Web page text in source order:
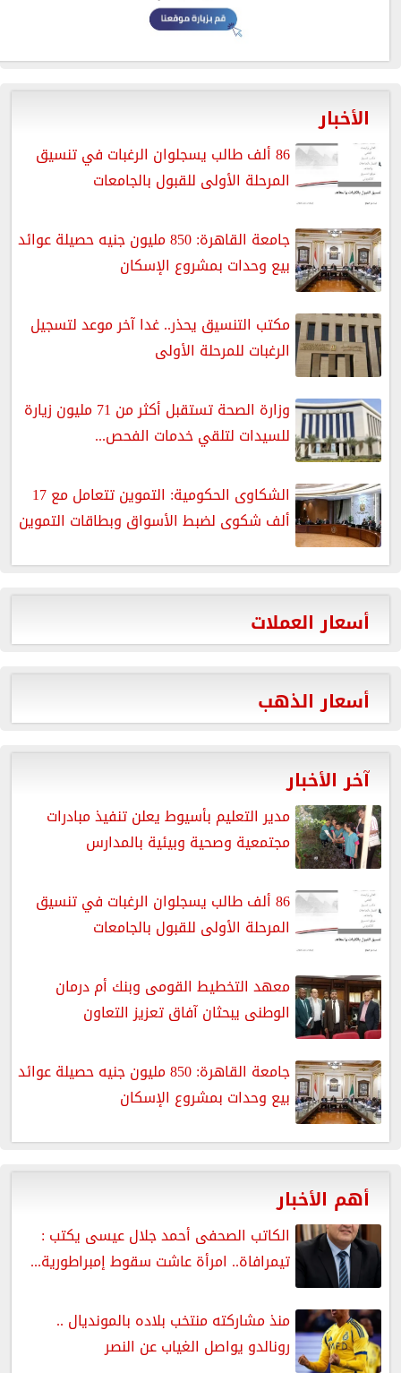
الأخبار
86 ألف طالب يسجلوان الرغبات في تنسيق
المرحلة الأولى للقبول بالجامعات
جامعة القاهرة: 850 مليون جنيه حصيلة عوائد
بيع وحدات بمشروع الإسكان
مكتب التنسيق يحذر.. غدا آخر موعد لتسجيل
الرغبات للمرحلة الأولى
وزارة الصحة تستقبل أكثر من 71 مليون زيارة
للسيدات لتلقي خدمات الفحص...
الشكاوى الحكومية: التموين تتعامل مع 17
ألف شكوى لضبط الأسواق وبطاقات التموين
أسعار العملات
أسعار الذهب
آخر الأخبار
مدير التعليم بأسيوط يعلن تنفيذ مبادرات
مجتمعية وصحية وبيئية بالمدارس
86 ألف طالب يسجلوان الرغبات في تنسيق
المرحلة الأولى للقبول بالجامعات
معهد التخطيط القومى وبنك أم درمان
الوطنى يبحثان آفاق تعزيز التعاون
جامعة القاهرة: 850 مليون جنيه حصيلة عوائد
بيع وحدات بمشروع الإسكان
أهم الأخبار
الكاتب الصحفى أحمد جلال عيسى يكتب :
تيمرافاة.. امرأة عاشت سقوط إمبراطورية...
منذ مشاركته منتخب بلاده بالمونديال ..
رونالدو يواصل الغياب عن النصر